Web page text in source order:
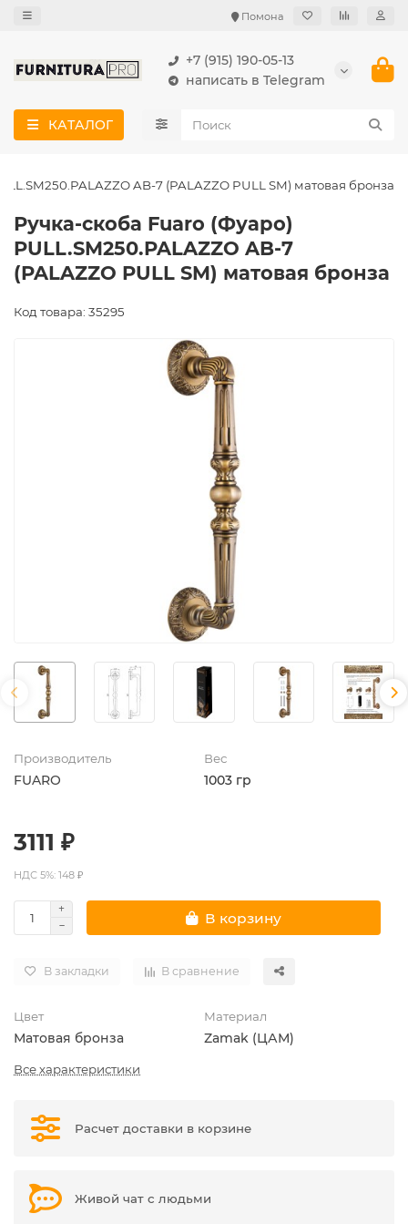
Помона
+7 (915) 190-05-13
написать в Telegram
КАТАЛОГ
AB-7 (PALAZZO PULL SM) матовая бронза
Ручка-скоба Fuaro (Фуаро)
PULL.SM250.PALAZZO AB-7
(PALAZZO PULL SM) матовая бронза
Код товара: 35295
Производитель
FUARO
Вес
1003 гр
3111 ₽
НДС 5%: 148 ₽
В корзину
В закладки В сравнение
Цвет
Матовая бронза
Материал
Zamak (ЦАМ)
Все характеристики
Расчет доставки в корзине
Живой чат с людьми